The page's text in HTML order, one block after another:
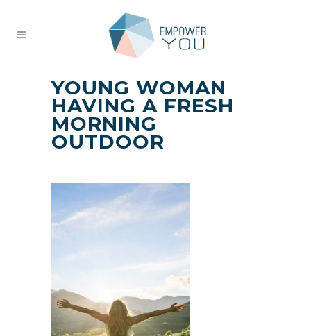
YOUNG WOMAN
HAVING A FRESH
MORNING
OUTDOOR